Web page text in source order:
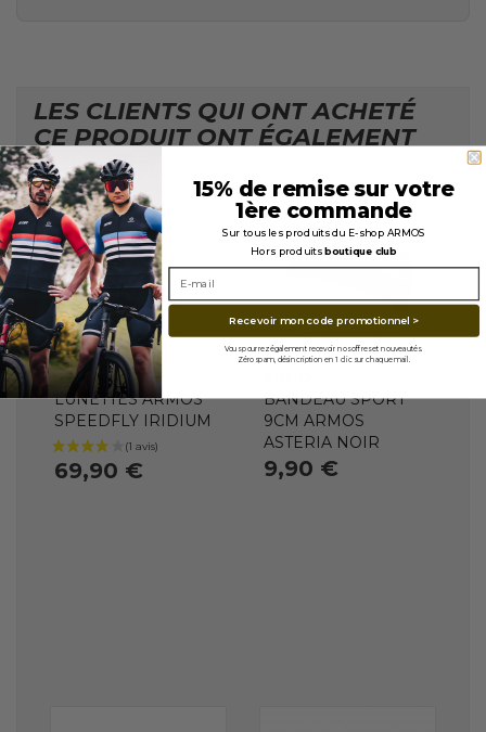
LES CLIENTS QUI ONT ACHETÉ
CE PRODUIT ONT ÉGALEMENT
ACHETÉ...
En stock
VERRES
REVO Bleu
VERRES
REVO Rouge
ARMOS
LUNETTES ARMOS
SPEEDFLY IRIDIUM
69,90 €
Indisponible
BANDEAU SPORT
9CM ARMOS
ASTERIA NOIR
9,90 €
15% de remise sur votre
1ère commande
Sur tous les produits du E-shop ARMOS
Hors produitsboutique club
Recevoir mon code promotionnel >
Vous pourrez également recevoir nos offres et nouveautés.
Zéro spam, désincription en 1 clic sur chaque mail.